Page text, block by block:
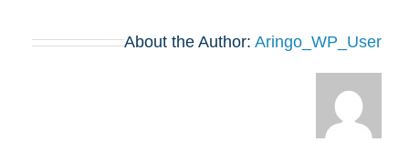
About the Author: Aringo_WP_User